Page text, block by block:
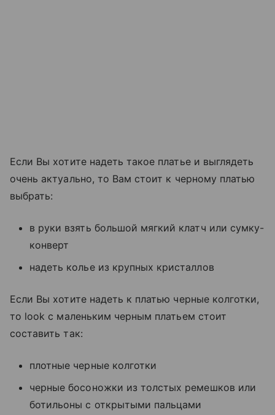
Если Вы хотите надеть такое платье и выглядеть
очень актуально, то Вам стоит к черному платью
выбрать:
в руки взять большой мягкий клатч или сумку-
конверт
надеть колье из крупных кристаллов
Если Вы хотите надеть к платью черные колготки,
то look с маленьким черным платьем стоит
составить так:
плотные черные колготки
черные босоножки из толстых ремешков или
ботильоны с открытыми пальцами